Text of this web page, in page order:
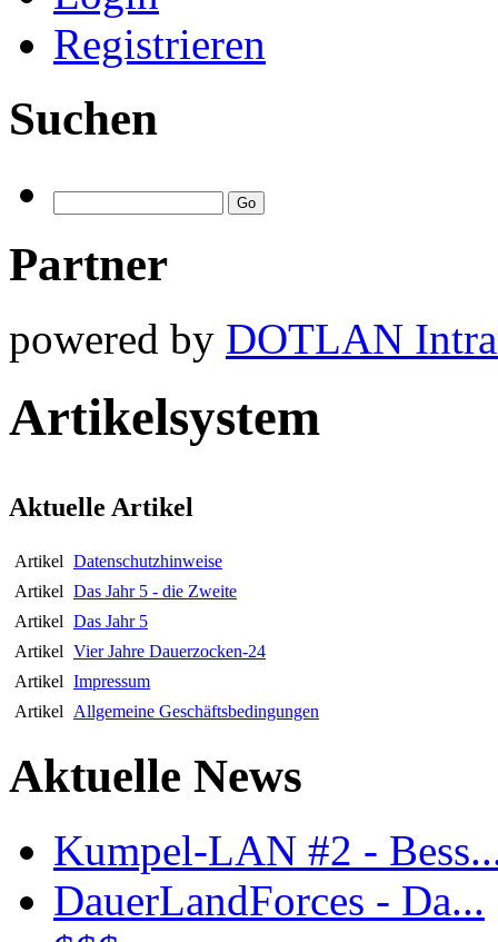
Registrieren
Suchen
Partner
powered by DOTLAN
Artikelsystem
Aktuelle Artikel
Artikel Datenschutzhinweise
Artikel Das Jahr 5 - die Zweite
Artikel Das Jahr 5
Artikel Vier Jahre Dauerzocken-24
Artikel Impressum
Artikel
Allgemeine Geschäftsbedingungen
Aktuelle News
Kumpel-LAN #2 -
DauerLandForces - Da...